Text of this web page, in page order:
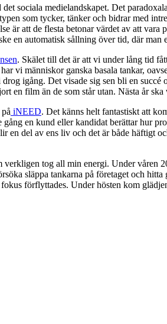
sociala medielandskapet. Det
som tycker, tänker och bidrar med
är att de flesta betonar värdet av att
en automatisk sållning över tid, där man
. Skälet till det är att vi under lång tid
vi människor ganska basala tankar,
igång. Det visade sig sen bli en
en film än de som står utan. Nästa år
iNEED. Det känns helt fantastiskt att
en kund eller kandidat berättar hur
en del av ens liv och det är både häftigt
tog all min energi. Under våren
släppa tankarna på företaget och
förflyttades. Under hösten kom